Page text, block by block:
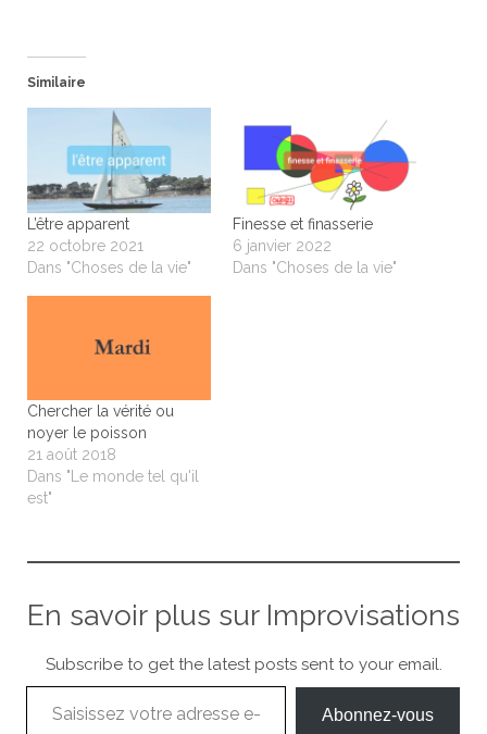
Similaire
L’être apparent
22 octobre 2021
Dans "Choses de la vie"
Finesse et finasserie
6 janvier 2022
Dans "Choses de la vie"
Chercher la vérité ou
noyer le poisson
21 août 2018
Dans "Le monde tel qu'il
est"
En savoir plus sur Improvisations
Subscribe to get the latest posts sent to your email.
Saisissez votre adresse e-mail…
Abonnez-vous